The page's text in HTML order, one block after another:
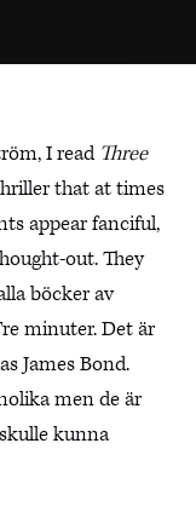
I read Three
that at times
appear fanciful,
out. They
böcker av
minuter. Det är
James Bond.
men de är
kunna